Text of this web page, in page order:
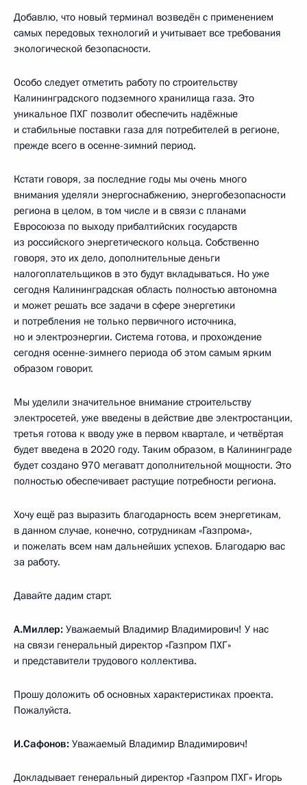
Добавлю, что новый терминал возведён с применением
самых передовых технологий и учитывает все требования
экологической безопасности.
Особо следует отметить работу по строительству
Калининградского подземного хранилища газа. Это
уникальное ПХГ позволит обеспечить надёжные
и стабильные поставки газа для потребителей в регионе,
прежде всего в осенне-зимний период.
Кстати говоря, за последние годы мы очень много
внимания уделяли энергоснабжению, энергобезопасности
региона в целом, в том числе и в связи с планами
Евросоюза по выходу прибалтийских государств
из российского энергетического кольца. Собственно
говоря, это их дело, дополнительные деньги
налогоплательщиков в это будут вкладываться. Но уже
сегодня Калининградская область полностью автономна
и может решать все задачи в сфере энергетики
и потребления не только первичного источника,
но и электроэнергии. Система готова, и прохождение
сегодня осенне-зимнего периода об этом самым ярким
образом говорит.
Мы уделили значительное внимание строительству
электросетей, уже введены в действие две электростанции,
третья готова к вводу уже в первом квартале, и четвёртая
будет введена в 2020 году. Таким образом, в Калининграде
будет создано 970 мегаватт дополнительной мощности. Это
полностью обеспечивает растущие потребности региона.
Хочу ещё раз выразить благодарность всем энергетикам,
в данном случае, конечно, сотрудникам «Газпрома»,
и пожелать всем нам дальнейших успехов. Благодарю вас
за работу.
Давайте дадим старт.
А.Миллер: Уважаемый Владимир Владимирович! У нас
на связи генеральный директор «Газпром ПХГ»
и представители трудового коллектива.
Прошу доложить об основных характеристиках проекта.
Пожалуйста.
И.Сафонов: Уважаемый Владимир Владимирович!
Докладывает генеральный директор «Газпром ПХГ» Игорь